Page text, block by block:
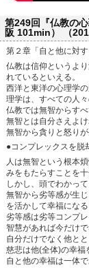
第249回『仏教の
阪 101min） （
第２章「自と他に対
仏教は信仰というよ
れているといえる。
西洋と東洋の心理学
理学は、すべての人
仏教では無智からす
無智とは自分さえよ
無智から貪りと怒り
●コンプレックスを脱
人は無智という根本
みをもたらすことを十
しかし、頭でわかっ
無智から劣等感が生
を活かして幸福にな
劣等感は劣等コンプ
智慧があれば今だけで
自分だけでなく他と
慈悲は他(全体)の幸福
自と他の幸福は一体で